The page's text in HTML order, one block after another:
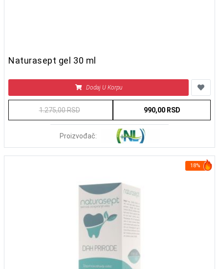
Naturasept gel 30 ml
Dodaj U Korpu
1.275,00 RSD 990,00 RSD
Proizvođač:
18%